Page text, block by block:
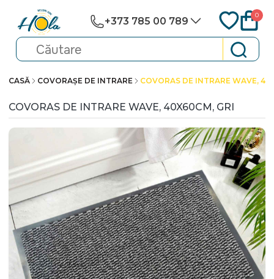
+373 785 00 789
0
CASĂ COVORAȘE DE INTRARE COVORAS DE INTRARE WAVE,
COVORAS DE INTRARE WAVE, 40X60CM, GRI